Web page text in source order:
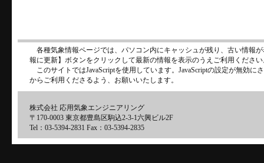
各種気象情報ページでは、パソコン内にキャッシュが残り、古い情報
報に更新】ボタンをクリックして最新の情報を表示のうえご利用くださ
このサイトではJavaScriptを使用しています。JavaScriptの設定が無効
からご利用くださるよう、お願いいたします。
株式会社 応用気象エンジニアリング
〒170-0003 東京都豊島区駒込2-3-1六興ビル2F
Tel：03-5394-2831 Fax：03-5394-2835